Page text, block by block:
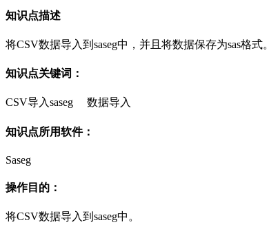
知识点描述
将CSV数据导入到 saseg中，并且将数据保存为sas格式。
知识点关键词：
CSV导入saseg 数据导入
知识点所用软件：
Saseg
操作目的：
将CSV数据导入到 saseg中。